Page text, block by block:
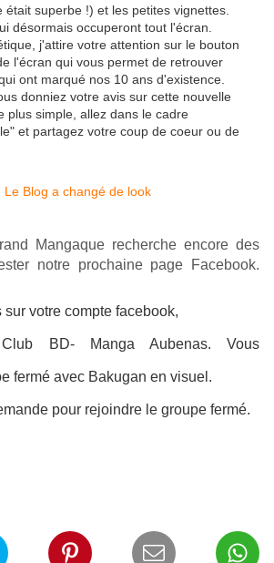
était superbe !) et les petites vignettes.
désormais occuperont tout l'écran.
j'attire votre attention sur le bouton
l'écran qui vous permet de retrouver
ont marqué nos 10 ans d'existence.
donniez votre avis sur cette nouvelle
plus simple, allez dans le cadre
et partagez votre coup de coeur ou de
Mangaque recherche encore des
notre prochaine page Facebook.
votre compte facebook,
BD- Manga Aubenas. Vous
fermé avec Bakugan en visuel.
pour rejoindre le groupe fermé.